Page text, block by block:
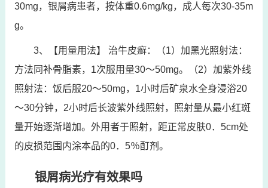
30mg，银屑病患者，按体重0.6mg/kg，成人每次30-35m
g。
3、【用量用法】 治牛皮癣：（1）加黑光照射法：
方法同补骨脂素，1次服用量30～50mg。（2）加紫外线
照射法：饭后服20～50mg，1小时后矿泉水全身浸浴20
～30分钟，2小时后长波紫外线照射，照射量从最小红斑
量开始逐渐增加。外用者于照射，距正常皮肤0．5cm处
的皮损范围内涂本品的0．5％酊剂。
银屑病光疗有效果吗